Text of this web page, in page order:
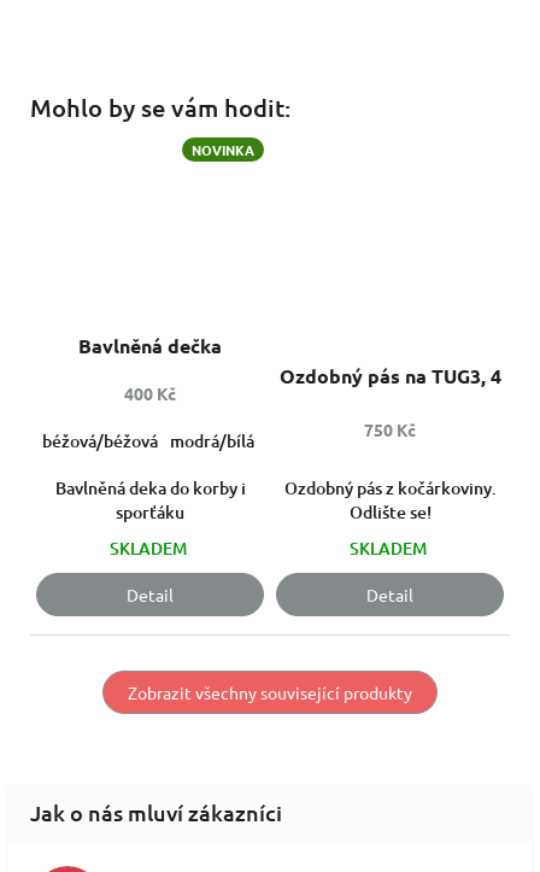
Mohlo by se vám hodit:
NOVINKA
Bavlněná dečka
400 Kč
béžová/béžová modrá/bílá starorůžová/bílá růžová/bílá
Bavlněná deka do korby i
sporťáku
SKLADEM
Detail
Ozdobný pás na TUG3, 4
750 Kč
Ozdobný pás z kočárkoviny.
Odlište se!
SKLADEM
Detail
Zobrazit všechny související produkty